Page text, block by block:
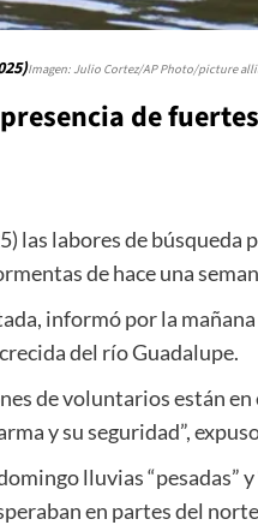
Imagen: Julio Cortez/AP Photo/picture
de
labores de búsqueda
de hace una
informó por la
del río Guadalupe.
de voluntarios están
y su seguridad”,
lluvias “pesadas”
en partes del